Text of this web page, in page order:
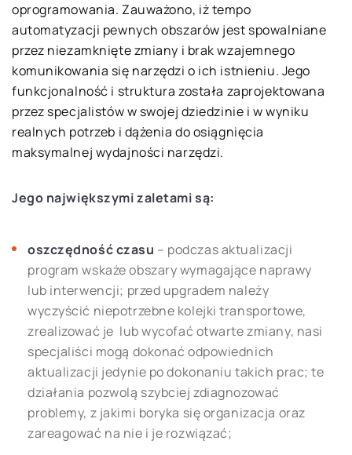
oprogramowania. Zauważono, iż tempo
automatyzacji pewnych obszarów jest spowalniane
przez niezamknięte zmiany i brak wzajemnego
komunikowania się narzędzi o ich istnieniu. Jego
funkcjonalność i struktura została zaprojektowana
przez specjalistów w swojej dziedzinie i w wyniku
realnych potrzeb i dążenia do osiągnięcia
maksymalnej wydajności narzędzi.
Jego największymi zaletami są:
oszczędność czasu – podczas aktualizacji
program wskaże obszary wymagające naprawy
lub interwencji; przed upgradem należy
wyczyścić niepotrzebne kolejki transportowe,
zrealizować je lub wycofać otwarte zmiany, nasi
specjaliści mogą dokonać odpowiednich
aktualizacji jedynie po dokonaniu takich prac; te
działania pozwolą szybciej zdiagnozować
problemy, z jakimi boryka się organizacja oraz
zareagować na nie i je rozwiązać;